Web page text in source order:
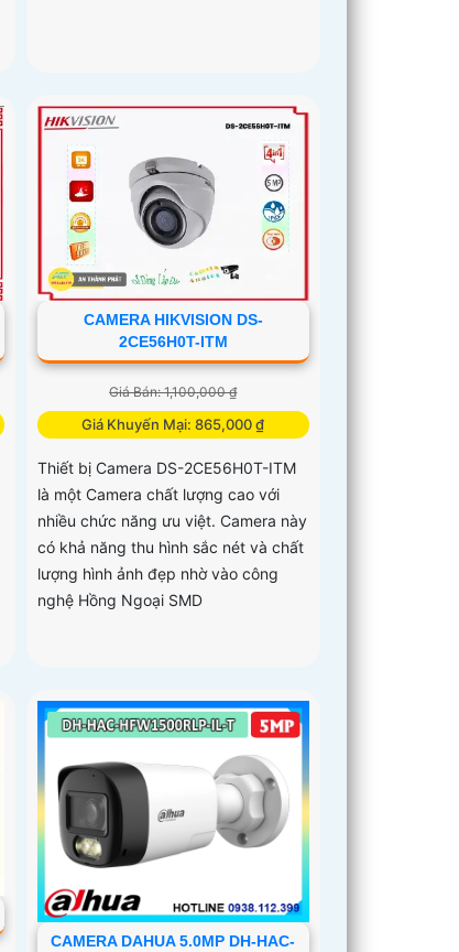
CAMERA HIKVISION DS-
2CE56H0T-ITM
Giá Bán: 1,100,000 ₫
Giá Khuyến Mại: 865,000 ₫
Thiết bị Camera DS-2CE56H0T-ITM
là một Camera chất lượng cao với
nhiều chức năng ưu việt. Camera này
có khả năng thu hình sắc nét và chất
lượng hình ảnh đẹp nhờ vào công
nghệ Hồng Ngoại SMD
CAMERA DAHUA 5.0MP DH-HAC-